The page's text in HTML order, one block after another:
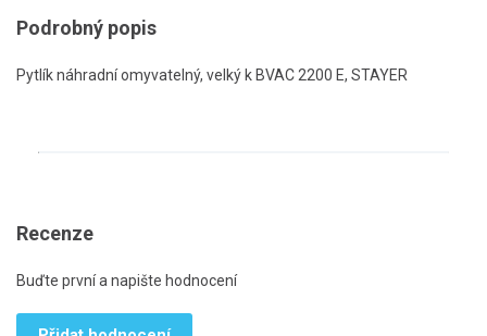
Podrobný popis
Pytlík náhradní omyvatelný, velký k BVAC 2200 E, STAYER
Recenze
Buďte první a napište hodnocení